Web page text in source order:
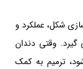
شکل، عملکرد و
گیرد. وقتی دندان
ترمیم به کمک